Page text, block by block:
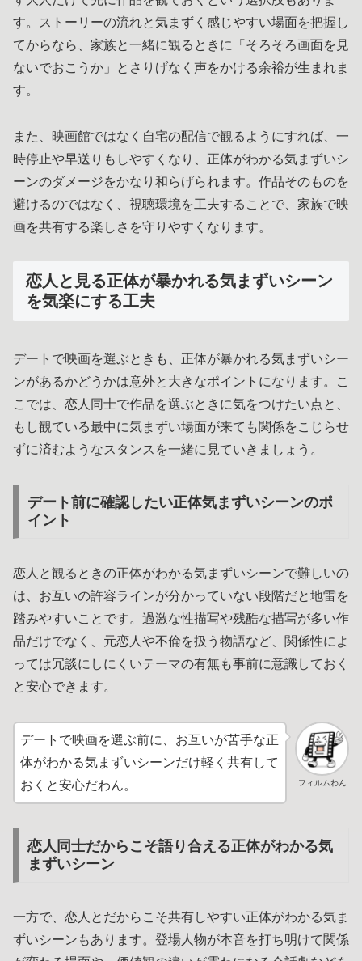
す。ストーリーの流れと気まずく感じやすい場面を把握し
てからなら、家族と一緒に観るときに「そろそろ画面を見
ないでおこうか」とさりげなく声をかける余裕が生まれま
す。
また、映画館ではなく自宅の配信で観るようにすれば、一
時停止や早送りもしやすくなり、正体がわかる気まずいシ
ーンのダメージをかなり和らげられます。作品そのものを
避けるのではなく、視聴環境を工夫することで、家族で映
画を共有する楽しさを守りやすくなります。
恋人と見る正体が暴かれる気まずいシーン
を気楽にする工夫
デートで映画を選ぶときも、正体が暴かれる気まずいシー
ンがあるかどうかは意外と大きなポイントになります。こ
こでは、恋人同士で作品を選ぶときに気をつけたい点と、
もし観ている最中に気まずい場面が来ても関係をこじらせ
ずに済むようなスタンスを一緒に見ていきましょう。
デート前に確認したい正体気まずいシーンのポ
イント
恋人と観るときの正体がわかる気まずいシーンで難しいの
は、お互いの許容ラインが分かっていない段階だと地雷を
踏みやすいことです。過激な性描写や残酷な描写が多い作
品だけでなく、元恋人や不倫を扱う物語など、関係性によ
っては冗談にしにくいテーマの有無も事前に意識しておく
と安心できます。
フィルムわん
デートで映画を選ぶ前に、お互いが苦手な正
体がわかる気まずいシーンだけ軽く共有して
おくと安心だわん。
恋人同士だからこそ語り合える正体がわかる気
まずいシーン
一方で、恋人とだからこそ共有しやすい正体がわかる気ま
ずいシーンもあります。登場人物が本音を打ち明けて関係